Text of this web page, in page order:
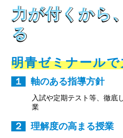
力が付くから
る
明青ゼミナール
１ 軸のある指導方針
入試や定期テスト等、徹底
業
２ 理解度の高まる授業